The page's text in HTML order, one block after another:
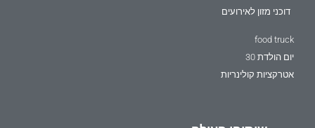
דוכני מזון לאירועים
food truck
יום הולדת 30
אטרקציות קולינריות